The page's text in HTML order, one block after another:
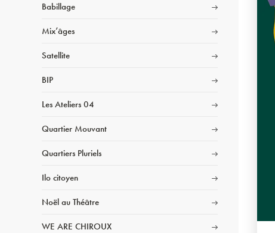
Babillage
Mix’âges
Satellite
BIP
Les Ateliers 04
Quartier Mouvant
Quartiers Pluriels
Ilo citoyen
Noël au Théâtre
WE ARE CHIROUX